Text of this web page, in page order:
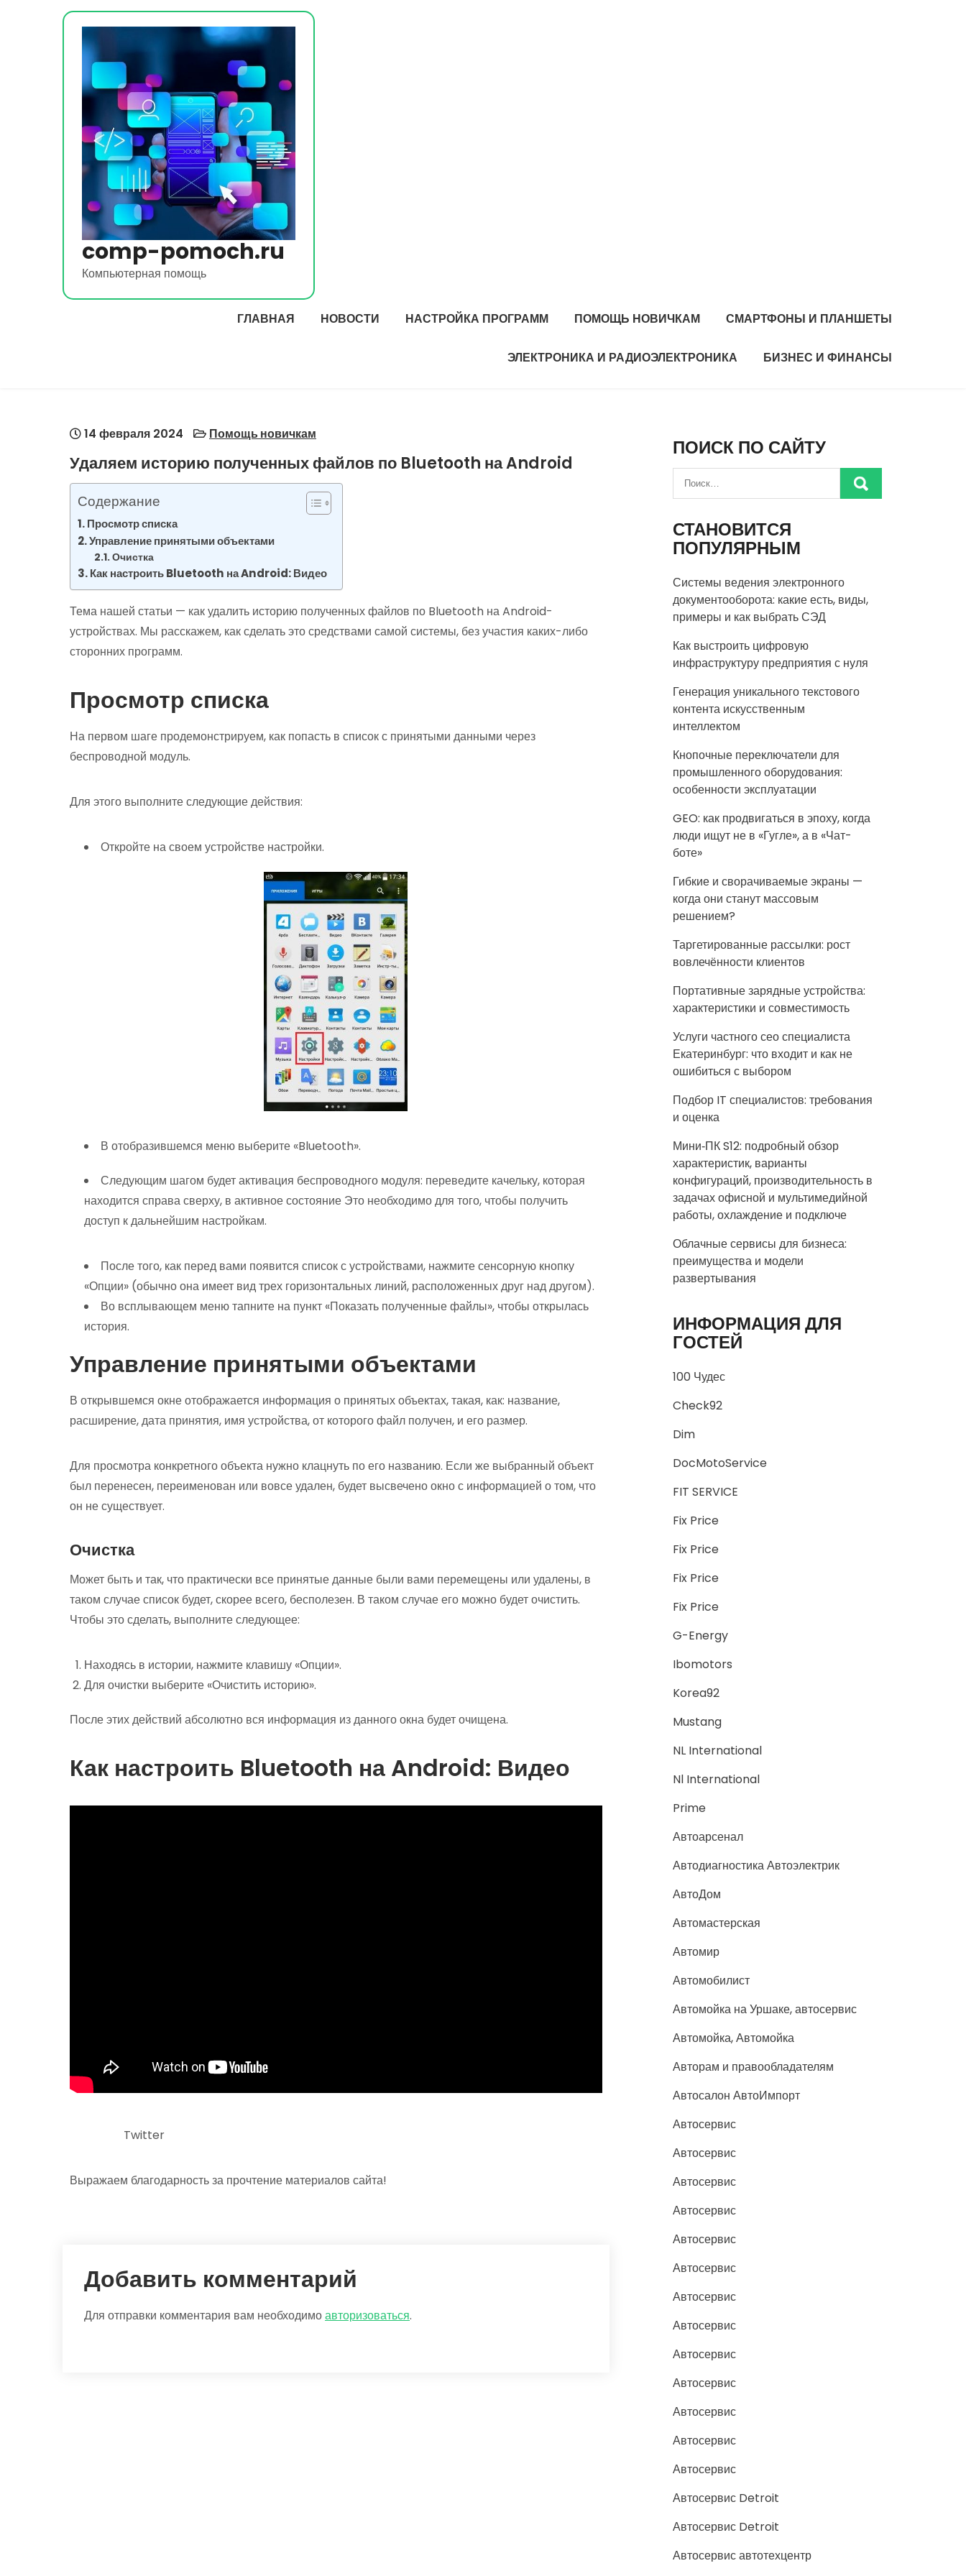
comp-pomoch.ru
Компьютерная помощь
ГЛАВНАЯ НОВОСТИ НАСТРОЙКА ПРОГРАММ ПОМОЩЬ НОВИЧКАМ СМАРТФОНЫ И ПЛАНШЕТЫ
ЭЛЕКТРОНИКА И РАДИОЭЛЕКТРОНИКА БИЗНЕС И ФИНАНСЫ
14 февраля 2024 Помощь новичкам
Удаляем историю полученных файлов по Bluetooth на Android
Содержание
Просмотр списка
Управление принятыми объектами
Очистка
Как настроить Bluetooth на Android: Видео
Тема нашей статьи — как удалить историю полученных файлов по Bluetooth на Android-
устройствах. Мы расскажем, как сделать это средствами самой системы, без участия каких-либо
сторонних программ.
Просмотр списка
На первом шаге продемонстрируем, как попасть в список с принятыми данными через
беспроводной модуль.
Для этого выполните следующие действия:
Откройте на своем устройстве настройки.
В отобразившемся меню выберите «Bluetooth».
Следующим шагом будет активация беспроводного модуля: переведите качельку, которая
находится справа сверху, в активное состояние Это необходимо для того, чтобы получить
доступ к дальнейшим настройкам.
После того, как перед вами появится список с устройствами, нажмите сенсорную кнопку
«Опции» (обычно она имеет вид трех горизонтальных линий, расположенных друг над другом).
Во всплывающем меню тапните на пункт «Показать полученные файлы», чтобы открылась
история.
Управление принятыми объектами
В открывшемся окне отображается информация о принятых объектах, такая, как: название,
расширение, дата принятия, имя устройства, от которого файл получен, и его размер.
Для просмотра конкретного объекта нужно клацнуть по его названию. Если же выбранный объект
был перенесен, переименован или вовсе удален, будет высвечено окно с информацией о том, что
он не существует.
Очистка
Может быть и так, что практически все принятые данные были вами перемещены или удалены, в
таком случае список будет, скорее всего, бесполезен. В таком случае его можно будет очистить.
Чтобы это сделать, выполните следующее:
Находясь в истории, нажмите клавишу «Опции».
Для очистки выберите «Очистить историю».
После этих действий абсолютно вся информация из данного окна будет очищена.
Как настроить Bluetooth на Android: Видео
Twitter
Выражаем благодарность за прочтение материалов сайта!
Добавить комментарий
Для отправки комментария вам необходимоавторизоваться.
ПОИСК ПО САЙТУ
СТАНОВИТСЯ
ПОПУЛЯРНЫМ
Системы ведения электронного
документооборота: какие есть, виды,
примеры и как выбрать СЭД
Как выстроить цифровую
инфраструктуру предприятия с нуля
Генерация уникального текстового
контента искусственным
интеллектом
Кнопочные переключатели для
промышленного оборудования:
особенности эксплуатации
GEO: как продвигаться в эпоху, когда
люди ищут не в «Гугле», а в «Чат-
боте»
Гибкие и сворачиваемые экраны —
когда они станут массовым
решением?
Таргетированные рассылки: рост
вовлечённости клиентов
Портативные зарядные устройства:
характеристики и совместимость
Услуги частного сео специалиста
Екатеринбург: что входит и как не
ошибиться с выбором
Подбор IT специалистов: требования
и оценка
Мини‑ПК S12: подробный обзор
характеристик, варианты
конфигураций, производительность в
задачах офисной и мультимедийной
работы, охлаждение и подключе
Облачные сервисы для бизнеса:
преимущества и модели
развертывания
ИНФОРМАЦИЯ ДЛЯ
ГОСТЕЙ
100 Чудес
Check92
Dim
DocMotoService
FIT SERVICE
Fix Price
Fix Price
Fix Price
Fix Price
G-Energy
Ibomotors
Korea92
Mustang
NL International
Nl International
Prime
Автоарсенал
Автодиагностика Автоэлектрик
АвтоДом
Автомастерская
Автомир
Автомобилист
Автомойка на Уршаке, автосервис
Автомойка, Автомойка
Авторам и правообладателям
Автосалон АвтоИмпорт
Автосервис
Автосервис
Автосервис
Автосервис
Автосервис
Автосервис
Автосервис
Автосервис
Автосервис
Автосервис
Автосервис
Автосервис
Автосервис
Автосервис Detroit
Автосервис Detroit
Автосервис автотехцентр